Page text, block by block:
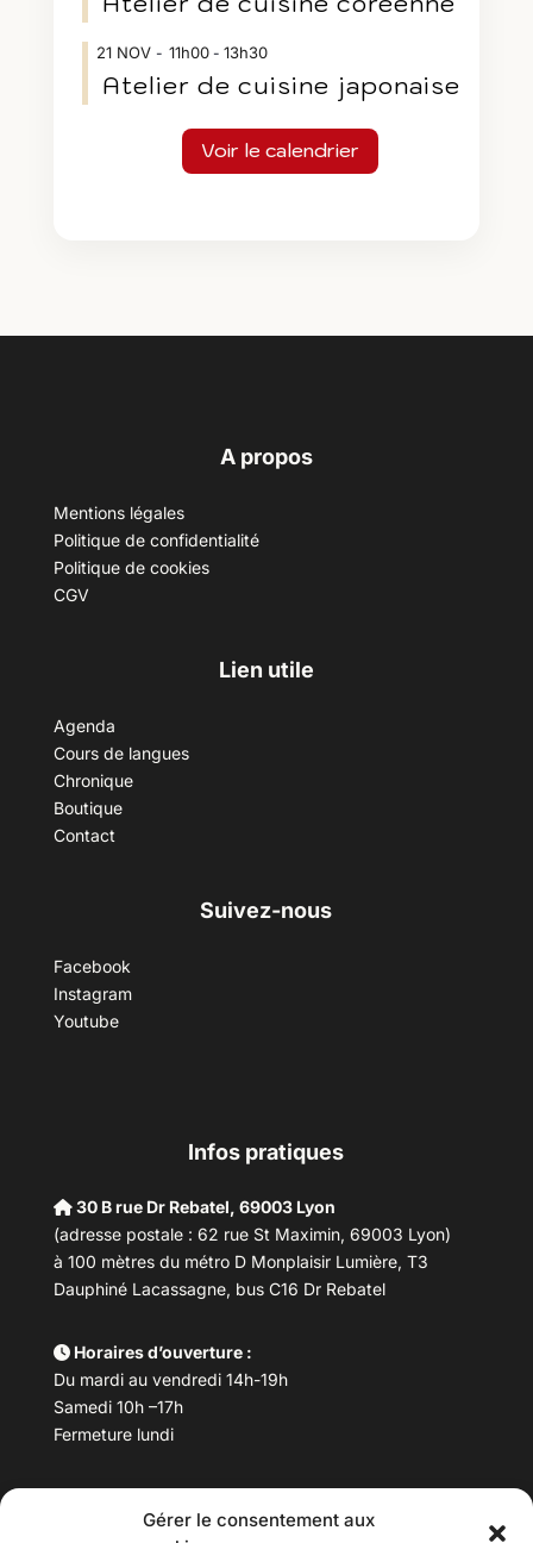
Gérer le consentement aux
21 NOV 11h00- 13h30
Atelier de cuisine japonaise
Voir le calendrier
A propos
Mentions légales
Politique de confidentialité
Politique de cookies
CGV
Lien utile
Agenda
Cours de langues
Chronique
Boutique
Contact
Suivez-nous
Facebook
Instagram
Youtube
Infos pratiques
30 B rue Dr Rebatel, 69003 Lyon
(adresse postale : 62 rue St Maximin, 69003 Lyon)
à 100 mètres du métro D Monplaisir Lumière, T3
Dauphiné Lacassagne, bus C16 Dr Rebatel
Horaires d’ouverture :
Du mardi au vendredi 14h-19h
Samedi 10h –17h
Fermeture lundi
maisondesculturesasiatiques@asiexpo.com